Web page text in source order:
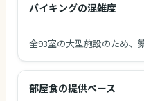
バイキングの混雑度
全93室の大型施設のため、
部屋食の提供ペース